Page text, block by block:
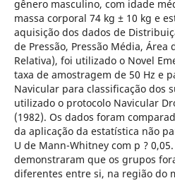
gênero masculino, com idade
massa corporal 74 kg ± 10 kg e
aquisição dos dados de
de Pressão, Pressão Média, Área
Relativa), foi utilizado o Novel
taxa de amostragem de 50 Hz e
Navicular para classificação dos
utilizado o protocolo Navicular
(1982). Os dados foram
da aplicação da estatística não
U de Mann-Whitney com p ?
demonstraram que os grupos
diferentes entre si, na região do